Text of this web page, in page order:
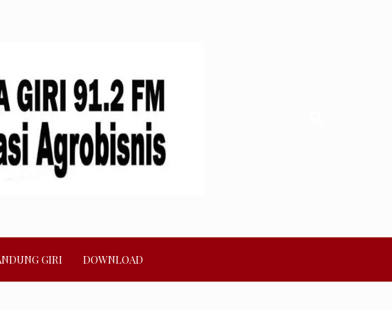
GIRI DOWNLOAD